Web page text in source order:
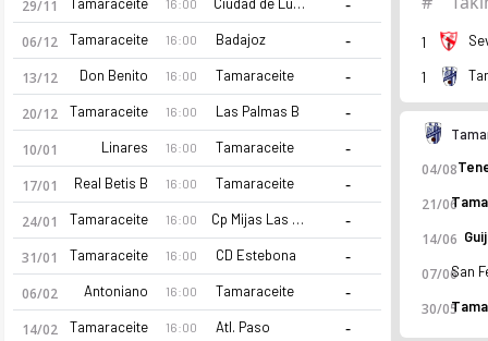
29/11 16:00
06/12 Tamaraceite 16:00 Badajoz -
13/12 Don Benito 16:00 Tamaraceite -
20/12 Tamaraceite 16:00 Las Palmas B -
10/01 Linares 16:00 Tamaraceite -
17/01 Real Betis B 16:00 Tamaraceite -
24/01 Tamaraceite 16:00 Cp Mijas Las Lagunas -
31/01 Tamaraceite 16:00 CD Estebona -
06/02 Antoniano 16:00 Tamaraceite -
14/02 Tamaraceite 16:00 Atl. Paso -
1
1
04/08
21/06
14/06
07/06
30/05